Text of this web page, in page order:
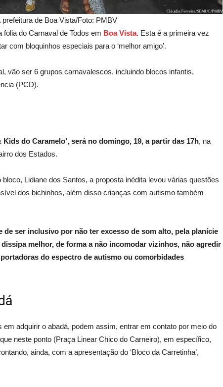
de Boa Vista/Foto: PMBV
do Carnaval de Todos em Boa Vista. Esta é a primeira vez
com bloquinhos especiais para o ‘melhor amigo’.
vão ser 6 grupos carnavalescos, incluindo blocos infantis,
(PCD).
Kids do Caramelo’, será no domingo, 19, a partir das 17h, na
dos Estados.
Lidiane dos Santos, a proposta inédita levou várias questões
dos bichinhos, além disso crianças com autismo também
ser inclusivo por não ter excesso de som alto, pela planície
melhor, de forma a não incomodar vizinhos, não agredir
do espectro de autismo ou comorbidades
adquirir o abadá, podem assim, entrar em contato por meio do
neste ponto (Praça Linear Chico do Carneiro), em específico,
ainda, com a apresentação do ‘Bloco da Carretinha’,